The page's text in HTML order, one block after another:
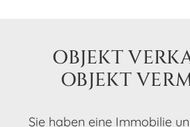
OBJEKT
OBJEKT
Sie haben eine Immo­bi­lie